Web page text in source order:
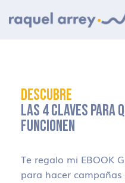
DESCUBRE
LAS 4 CLAVES PARA
FUNCIONEN
Te regalo mi EBOOK
para hacer